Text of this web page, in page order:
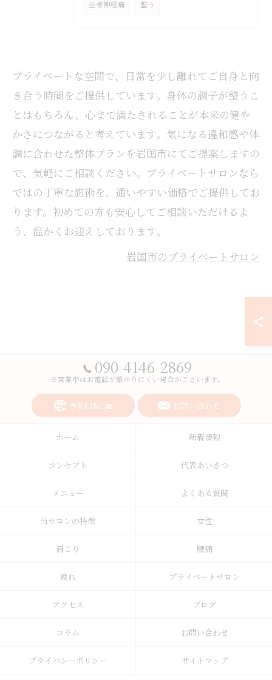
坐骨神経痛 整う
プライベートな空間で、日常を少し離れてご自身と向
き合う時間をご提供しています。身体の調子が整うこ
とはもちろん、心まで満たされることが本来の健や
かさにつながると考えています。気になる違和感や体
調に合わせた整体プランを岩国市にてご提案しますの
で、気軽にご相談ください。プライベートサロンなら
ではの丁寧な施術を、通いやすい価格でご提供してお
ります。初めての方も安心してご相談いただけるよ
う、温かくお迎えしております。
岩国市のプライベートサロン
090-4146-2869
※営業中はお電話が繋がりにくい場合がございます。
予約LINE お問い合わせ
ホーム 新着情報
コンセプト 代表あいさつ
メニュー よくある質問
当サロンの特徴 女性
肩こり 腰痛
疲れ プライベートサロン
アクセス ブログ
コラム お問い合わせ
プライバシーポリシー サイトマップ